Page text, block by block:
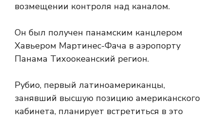
возмещении контроля над каналом.
Он был получен панамским канцлером
Хавьером Мартинес-Фача в аэропорту
Панама Тихоокеанский регион.
Рубио, первый латиноамериканцы,
занявший высшую позицию американского
кабинета, планирует встретиться в это